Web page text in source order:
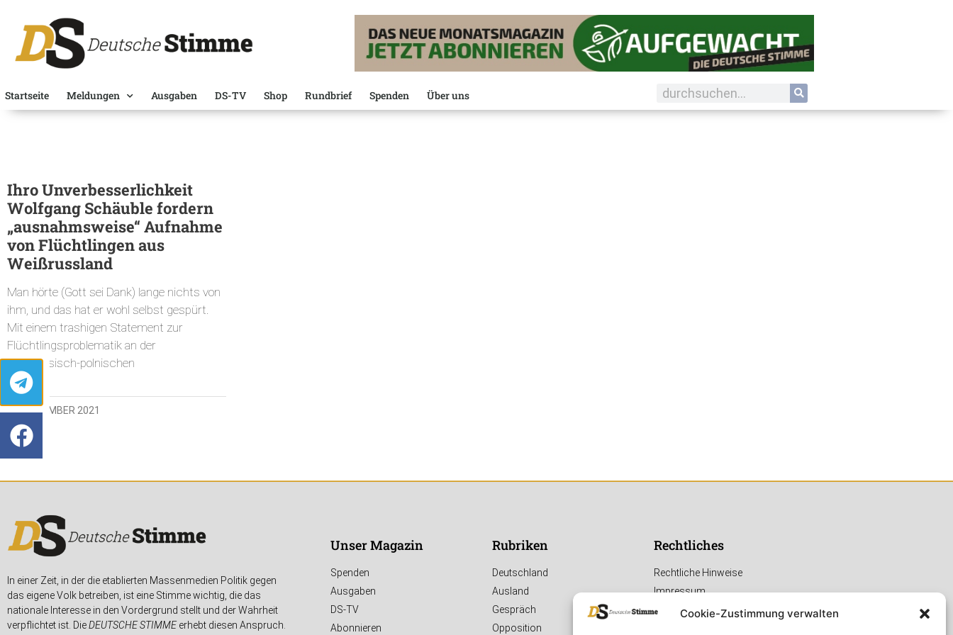
Cookie-Zustimmung verwalten
Startseite Meldungen Ausgaben DS-TV Shop Rundbrief Spenden Über uns
Ihro Unverbesserlichkeit
Wolfgang Schäuble fordern
„ausnahmsweise“ Aufnahme
von Flüchtlingen aus
Weißrussland
Man hörte (Gott sei Dank) lange nichts von
ihm, und das hat er wohl selbst gespürt.
Mit einem trashigen Statement zur
Flüchtlingsproblematik an der
weißrussisch-polnischen
18. NOVEMBER 2021
In einer Zeit, in der die etablierten Massenmedien Politik gegen
das eigene Volk betreiben, ist eine Stimme wichtig, die das
nationale Interesse in den Vordergrund stellt und der Wahrheit
verpflichtet ist. DieDEUTSCHE STIMMEerhebt diesen Anspruch.
Unser Magazin
Spenden
Ausgaben
DS-TV
Abonnieren
Rubriken
Deutschland
Ausland
Gespräch
Opposition
Rechtliches
Rechtliche Hinweise
Impressum
Datenschutzerklärung